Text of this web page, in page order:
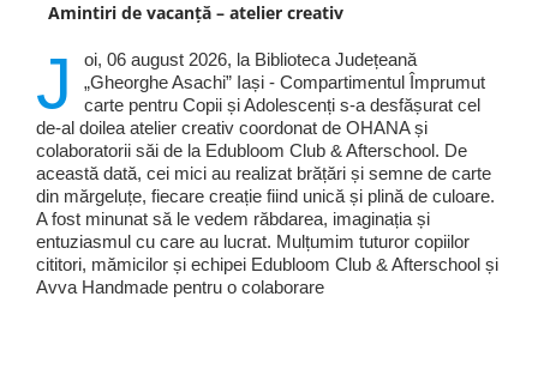
Amintiri de vacanță – atelier creativ
J
oi, 06 august 2026, la Biblioteca Județeană
„Gheorghe Asachi” Iași - Compartimentul Împrumut
carte pentru Copii și Adolescenți s-a desfășurat cel
de-al doilea atelier creativ coordonat de OHANA și
colaboratorii săi de la Edubloom Club & Afterschool. De
această dată, cei mici au realizat brățări și semne de carte
din mărgeluțe, fiecare creație fiind unică și plină de culoare.
A fost minunat să le vedem răbdarea, imaginația și
entuziasmul cu care au lucrat. Mulțumim tuturor copiilor
cititori, mămicilor și echipei Edubloom Club & Afterschool și
Avva Handmade pentru o colaborare